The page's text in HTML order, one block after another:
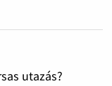
utazás?